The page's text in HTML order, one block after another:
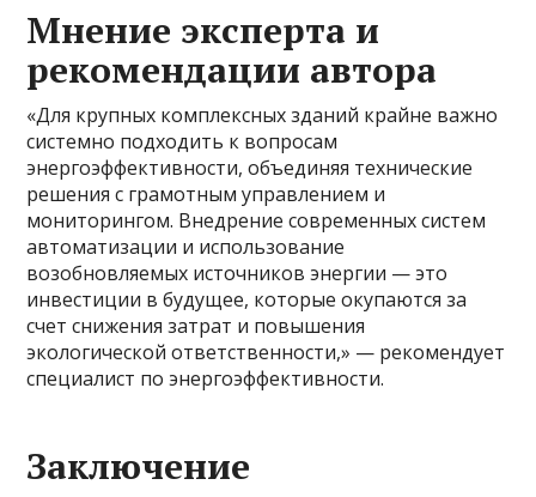
Мнение эксперта и
рекомендации автора
«Для крупных комплексных зданий крайне важно
системно подходить к вопросам
энергоэффективности, объединяя технические
решения с грамотным управлением и
мониторингом. Внедрение современных систем
автоматизации и использование
возобновляемых источников энергии — это
инвестиции в будущее, которые окупаются за
счет снижения затрат и повышения
экологической ответственности,» — рекомендует
специалист по энергоэффективности.
Заключение